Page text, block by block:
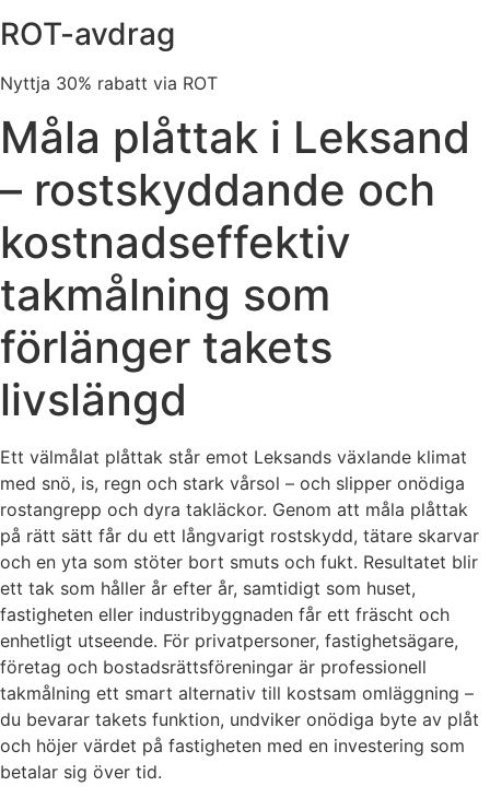
ROT-avdrag
Nyttja 30% rabatt via ROT
Måla plåttak i Leksand
– rostskyddande och
kostnadseffektiv
takmålning som
förlänger takets
livslängd
Ett välmålat plåttak står emot Leksands växlande klimat
med snö, is, regn och stark vårsol – och slipper onödiga
rostangrepp och dyra takläckor. Genom att måla plåttak
på rätt sätt får du ett långvarigt rostskydd, tätare skarvar
och en yta som stöter bort smuts och fukt. Resultatet blir
ett tak som håller år efter år, samtidigt som huset,
fastigheten eller industribyggnaden får ett fräscht och
enhetligt utseende. För privatpersoner, fastighetsägare,
företag och bostadsrättsföreningar är professionell
takmålning ett smart alternativ till kostsam omläggning –
du bevarar takets funktion, undviker onödiga byte av plåt
och höjer värdet på fastigheten med en investering som
betalar sig över tid.